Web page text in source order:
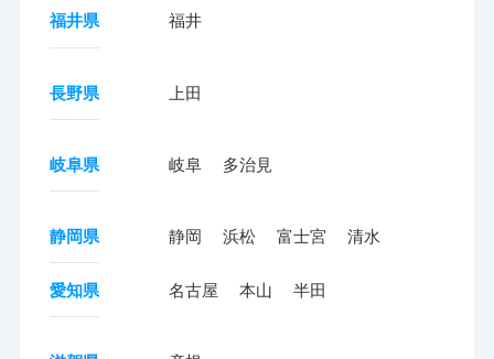
福井県 福井
長野県 上田
岐阜県 岐阜 多治見
静岡県 静岡 浜松 富士宮 清水
愛知県 名古屋 本山 半田